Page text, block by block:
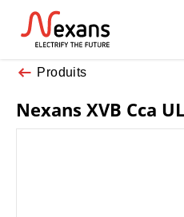
Produits
Nexans XVB Cca